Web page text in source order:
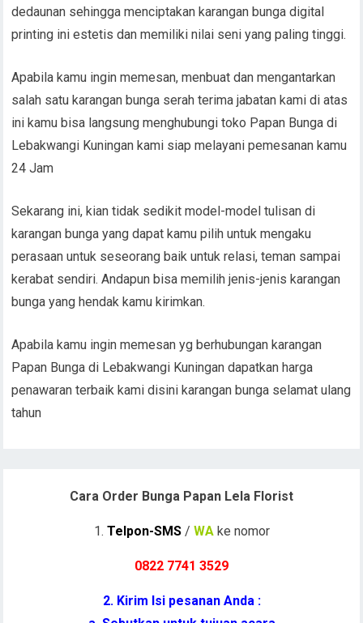
dedaunan sehingga menciptakan karangan bunga digital
printing ini estetis dan memiliki nilai seni yang paling tinggi.
Apabila kamu ingin memesan, menbuat dan mengantarkan
salah satu karangan bunga serah terima jabatan kami di atas
ini kamu bisa langsung menghubungi toko Papan Bunga di
Lebakwangi Kuningan kami siap melayani pemesanan kamu
24 Jam
Sekarang ini, kian tidak sedikit model-model tulisan di
karangan bunga yang dapat kamu pilih untuk mengaku
perasaan untuk seseorang baik untuk relasi, teman sampai
kerabat sendiri. Andapun bisa memilih jenis-jenis karangan
bunga yang hendak kamu kirimkan.
Apabila kamu ingin memesan yg berhubungan karangan
Papan Bunga di Lebakwangi Kuningan dapatkan harga
penawaran terbaik kami disini karangan bunga selamat ulang
tahun
Cara Order Bunga Papan Lela Florist
1. Telpon-SMS/ WAke nomor
0822 7741 3529
2. Kirim Isi pesanan Anda :